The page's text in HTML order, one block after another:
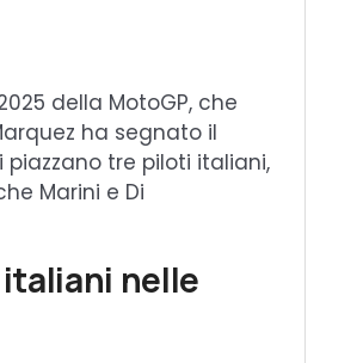
della MotoGP, che
ha segnato il
piazzano tre piloti italiani,
Marini e Di
italiani nelle